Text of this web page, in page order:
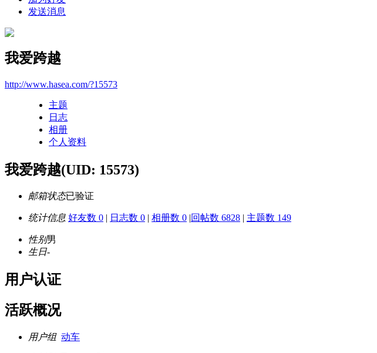
发送消息
我爱跨越
http://www.hasea.com/?15573
主题
日志
相册
个人资料
我爱跨越(UID: 15573)
邮箱状态已验证
统计信息 好友数 0 | 日志数 0 | 相册数 0 |回帖数 6828 | 主题数 149
性别男
生日-
用户认证
活跃概况
用户组 动车